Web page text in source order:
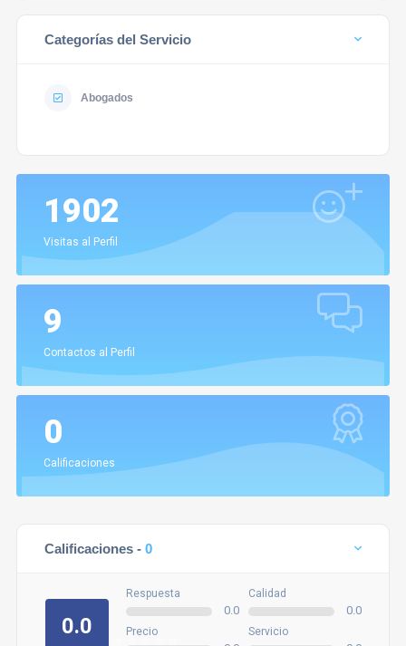
Categorías del Servicio
Abogados
1902
Visitas al Perfil
9
Contactos al Perfil
0
Calificaciones
Calificaciones - 0
0.0
Respuesta
0.0
Calidad
0.0
Precio Servicio